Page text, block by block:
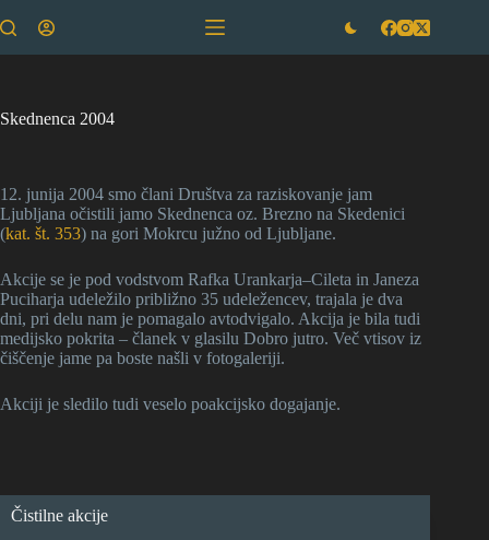
to
Skednenca 2004
12. junija 2004 smo člani Društva za raziskovanje jam
Ljubljana očistili jamo Skednenca oz. Brezno na Skedenici
(kat. št. 353) na gori Mokrcu južno od Ljubljane.
Akcije se je pod vodstvom Rafka Urankarja–Cileta in Janeza
Puciharja udeležilo približno 35 udeležencev, trajala je dva
dni, pri delu nam je pomagalo avtodvigalo. Akcija je bila tudi
medijsko pokrita – članek v glasilu Dobro jutro. Več vtisov iz
čiščenje jame pa boste našli v fotogaleriji.
Akciji je sledilo tudi veselo poakcijsko dogajanje.
Čistilne akcije